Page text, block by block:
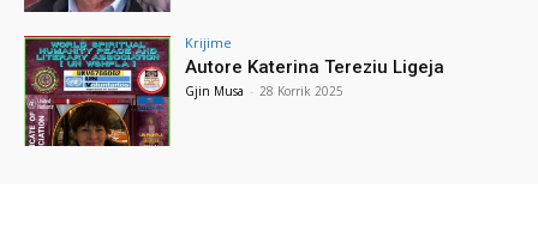
Krijime
Autore Katerina Tereziu Ligeja
Gjin Musa - 28 Korrik 2025